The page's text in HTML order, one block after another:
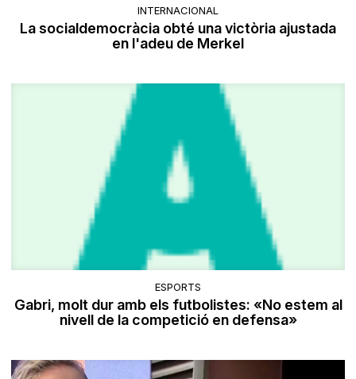
INTERNACIONAL
La socialdemocràcia obté una victòria ajustada
en l'adeu de Merkel
ESPORTS
Gabri, molt dur amb els futbolistes: «No estem al
nivell de la competició en defensa»